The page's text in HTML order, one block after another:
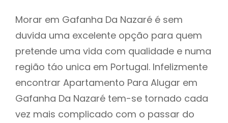
Morar em Gafanha Da Nazaré é sem
duvida uma excelente opção para quem
pretende uma vida com qualidade e numa
região táo unica em Portugal. Infelizmente
encontrar Apartamento Para Alugar em
Gafanha Da Nazaré tem-se tornado cada
vez mais complicado com o passar do